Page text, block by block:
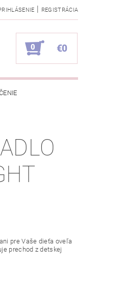
| REGISTRÁCIA
0 €0
pre Vaše dieťa oveľa
prechod z detskej